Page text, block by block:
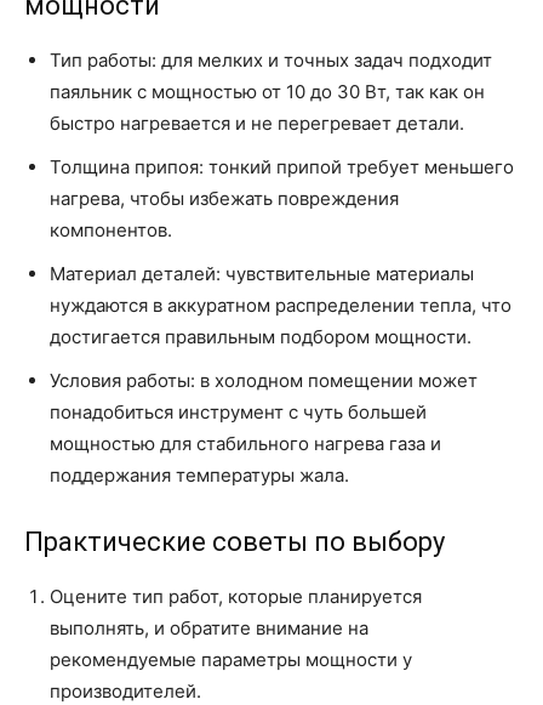
Тип работы: для мелких и точных задач подходит
паяльник с мощностью от 10 до 30 Вт, так как он
быстро нагревается и не перегревает детали.
Толщина припоя: тонкий припой требует меньшего
нагрева, чтобы избежать повреждения
компонентов.
Материал деталей: чувствительные материалы
нуждаются в аккуратном распределении тепла, что
достигается правильным подбором мощности.
Условия работы: в холодном помещении может
понадобиться инструмент с чуть большей
мощностью для стабильного нагрева газа и
поддержания температуры жала.
Практические советы по выбору
Оцените тип работ, которые планируется
выполнять, и обратите внимание на
рекомендуемые параметры мощности у
производителей.